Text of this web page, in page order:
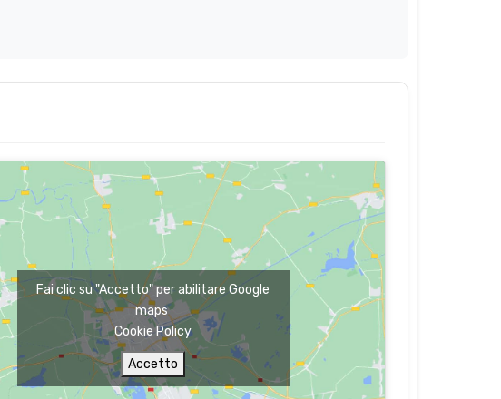
Fai clic su "Accetto" per abilitare Google
maps
Cookie Policy
Accetto